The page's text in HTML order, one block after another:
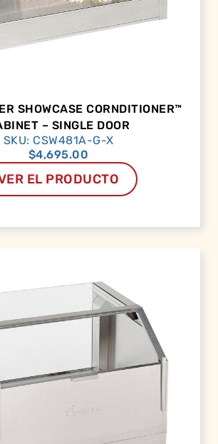
SHOWCASE CORNDITIONER™
– SINGLE DOOR
SKU: CSW481A-G-X
$4,695.00
EL PRODUCTO